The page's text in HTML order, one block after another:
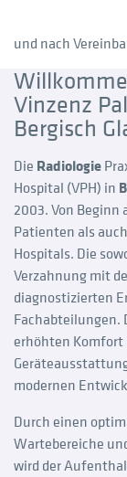
und nach
Vinzenz
Bergisch
Die Radiologie
Hospital (VPH) in
2003. Von Beginn
Patienten als
Hospitals. Die
Verzahnung mit
diagnostizierten
Fachabteilungen.
erhöhten
modernen
Durch einen
Wartebereiche
wird der